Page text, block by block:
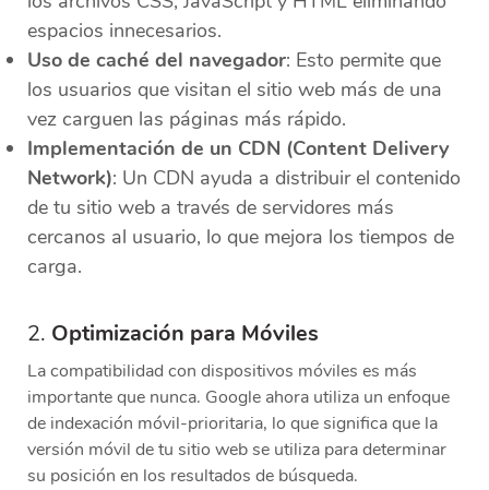
espacios innecesarios.
Uso de caché del navegador: Esto permite que
los usuarios que visitan el sitio web más de una
vez carguen las páginas más rápido.
Implementación de un CDN (Content Delivery
Network): Un CDN ayuda a distribuir el contenido
de tu sitio web a través de servidores más
cercanos al usuario, lo que mejora los tiempos de
carga.
2. Optimización para Móviles
La compatibilidad con dispositivos móviles es más
importante que nunca. Google ahora utiliza un enfoque
de indexación móvil-prioritaria, lo que significa que la
versión móvil de tu sitio web se utiliza para determinar
su posición en los resultados de búsqueda.